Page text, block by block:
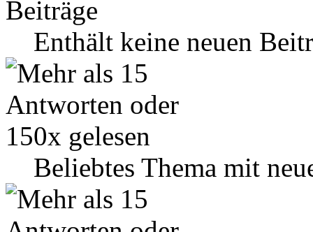
Enthält keine neuen
Beliebtes Thema mit